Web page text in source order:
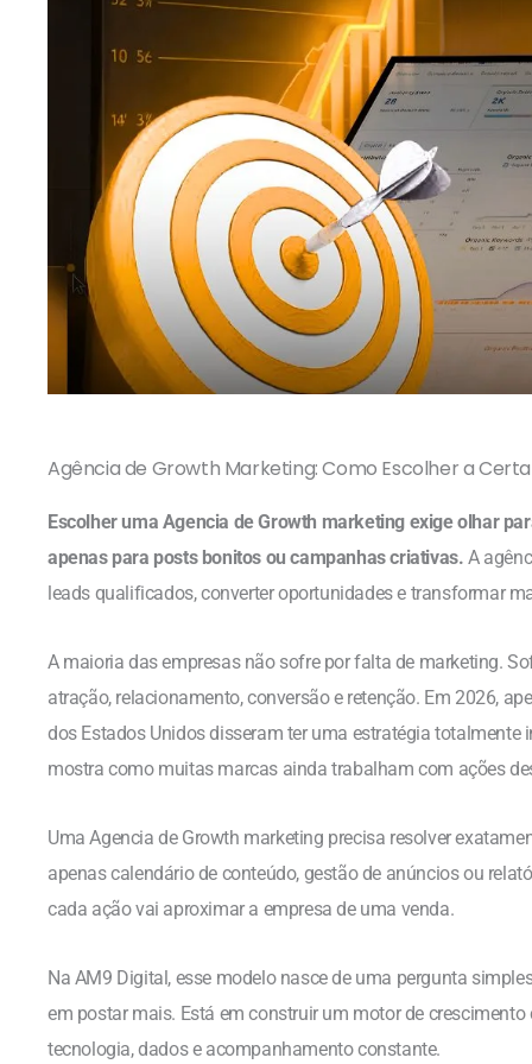
Agência de Growth Marketing: Como Escolher a Certa
Escolher uma Agencia de Growth marketing exige olhar
apenas para posts bonitos ou campanhas criativas. A
leads qualificados, converter oportunidades e transformar
A maioria das empresas não sofre por falta de marketing.
atração, relacionamento, conversão e retenção. Em 2026,
dos Estados Unidos disseram ter uma estratégia totalmente
mostra como muitas marcas ainda trabalham com ações
Uma Agencia de Growth marketing precisa resolver
apenas calendário de conteúdo, gestão de anúncios ou
cada ação vai aproximar a empresa de uma venda.
Na AM9 Digital, esse modelo nasce de uma pergunta
em postar mais. Está em construir um motor de
tecnologia, dados e acompanhamento constante.